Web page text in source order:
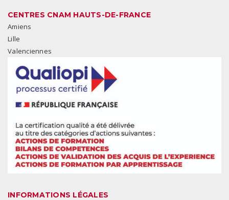
CENTRES CNAM HAUTS-DE-FRANCE
Amiens
Lille
Valenciennes
INFORMATIONS LÉGALES